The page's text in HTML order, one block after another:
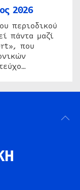
2026
περιοδικού
πάντα μαζί
που